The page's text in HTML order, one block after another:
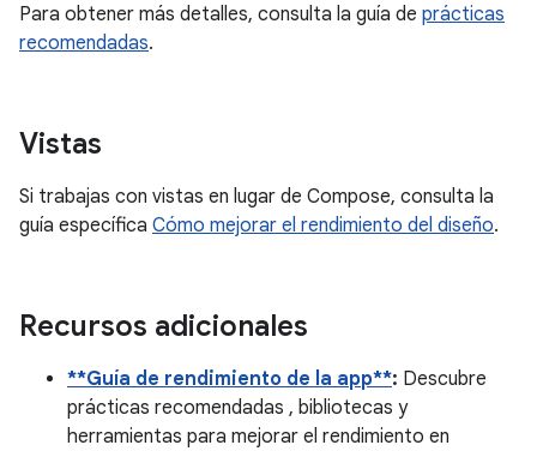
Para obtener más detalles, consulta la guía de prácticas
recomendadas.
Vistas
Si trabajas con vistas en lugar de Compose, consulta la
guía específica Cómo mejorar el rendimiento del diseño.
Recursos adicionales
**Guía de rendimiento de la app**: Descubre
prácticas recomendadas , bibliotecas y
herramientas para mejorar el rendimiento en